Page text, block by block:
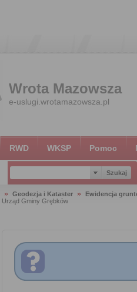
Wrota Mazowsza
e-uslugi.wrotamazowsza.pl
RWD WKSP Pomoc
Geodezja i Kataster
Ewidencja
Urząd Gminy Grębków